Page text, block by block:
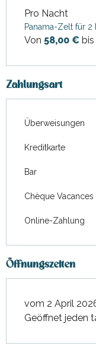
Pro Nacht
Panama-Zelt für 2
Von 58,00 €
Zahlungsart
Überweisungen
Kreditkarte
Bar
Chèque
Online-Zahlung
Öffnungszeiten
vom 2 April
Geöffnet jeden